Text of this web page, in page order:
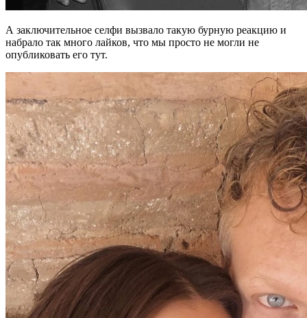
А заключительное селфи вызвало такую бурную реакцию и
набрало так много лайков, что мы просто не могли не
опубликовать его тут.